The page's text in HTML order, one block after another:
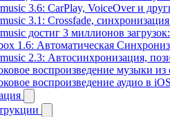
3.6: CarPlay, VoiceOver и
3.1: Crossfade,
достиг 3 миллионов
1.6: Автоматическая
2.3: Автосинхронизация,
воспроизведение музыки
воспроизведение аудио в